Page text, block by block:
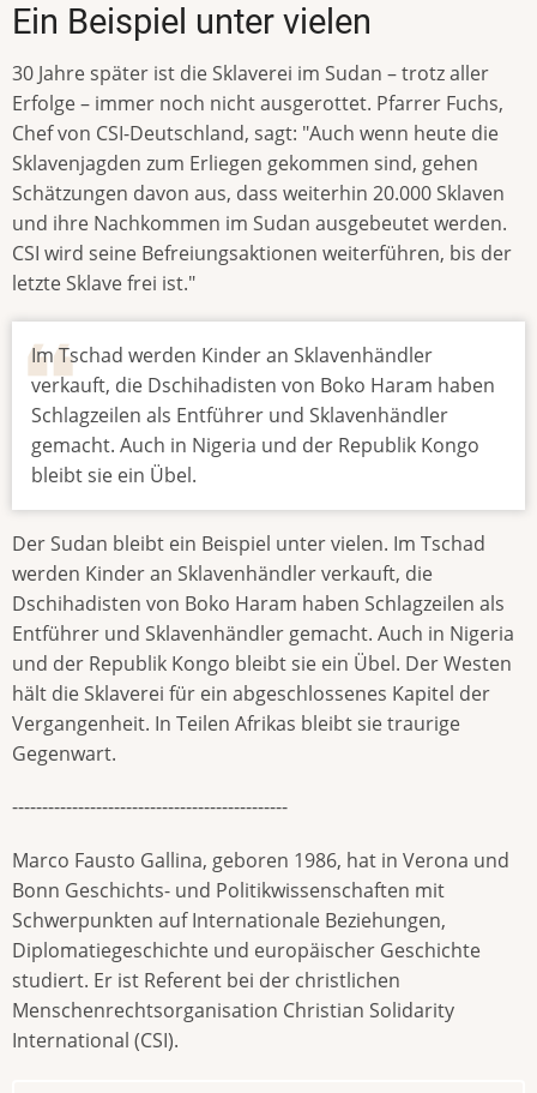
Ein Beispiel unter vielen
30 Jahre später ist die Sklaverei im Sudan – trotz aller
Erfolge – immer noch nicht ausgerottet. Pfarrer Fuchs,
Chef von CSI-Deutschland, sagt: "Auch wenn heute die
Sklavenjagden zum Erliegen gekommen sind, gehen
Schätzungen davon aus, dass weiterhin 20.000 Sklaven
und ihre Nachkommen im Sudan ausgebeutet werden.
CSI wird seine Befreiungsaktionen weiterführen, bis der
letzte Sklave frei ist."
Im Tschad werden Kinder an Sklavenhändler
verkauft, die Dschihadisten von Boko Haram haben
Schlagzeilen als Entführer und Sklavenhändler
gemacht. Auch in Nigeria und der Republik Kongo
bleibt sie ein Übel.
Der Sudan bleibt ein Beispiel unter vielen. Im Tschad
werden Kinder an Sklavenhändler verkauft, die
Dschihadisten von Boko Haram haben Schlagzeilen als
Entführer und Sklavenhändler gemacht. Auch in Nigeria
und der Republik Kongo bleibt sie ein Übel. Der Westen
hält die Sklaverei für ein abgeschlossenes Kapitel der
Vergangenheit. In Teilen Afrikas bleibt sie traurige
Gegenwart.
----------------------------------------------
Marco Fausto Gallina, geboren 1986, hat in Verona und
Bonn Geschichts- und Politikwissenschaften mit
Schwerpunkten auf Internationale Beziehungen,
Diplomatiegeschichte und europäischer Geschichte
studiert. Er ist Referent bei der christlichen
Menschenrechtsorganisation Christian Solidarity
International (CSI).